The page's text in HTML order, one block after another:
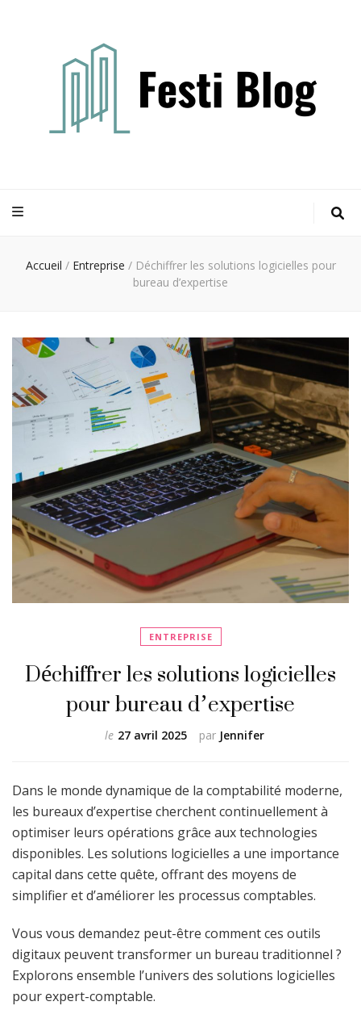
Accueil / Entreprise / Déchiffrer les solutions logicielles pour
bureau d’expertise
ENTREPRISE
Déchiffrer les solutions logicielles
pour bureau d’expertise
par Jennifer
le 27 avril 2025
Dans le monde dynamique de la comptabilité moderne,
les bureaux d’expertise cherchent continuellement à
optimiser leurs opérations grâce aux technologies
disponibles. Les solutions logicielles a une importance
capital dans cette quête, offrant des moyens de
simplifier et d’améliorer les processus comptables.
Vous vous demandez peut-être comment ces outils
digitaux peuvent transformer un bureau traditionnel ?
Explorons ensemble l’univers des solutions logicielles
pour expert-comptable.